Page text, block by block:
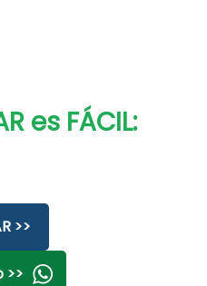
es FÁCIL:
>>
>>